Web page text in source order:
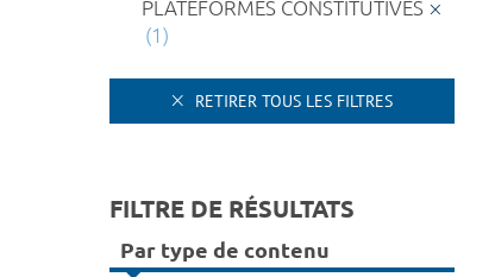
PLATEFORMES CONSTITUTIVES
(1)
RETIRER TOUS LES FILTRES
FILTRE DE RÉSULTATS
Par type de contenu